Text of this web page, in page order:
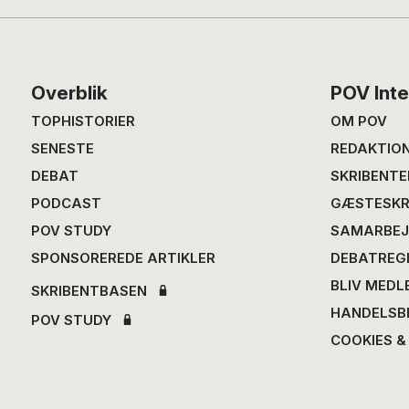
Footer
Overblik
TOPHISTORIER
SENESTE
DEBAT
PODCAST
POV STUDY
SPONSOREREDE ARTIKLER
SKRIBENTBASEN
POV STUDY
POV
OM POV
BLIV
COOKIES